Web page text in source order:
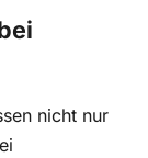
nicht nur